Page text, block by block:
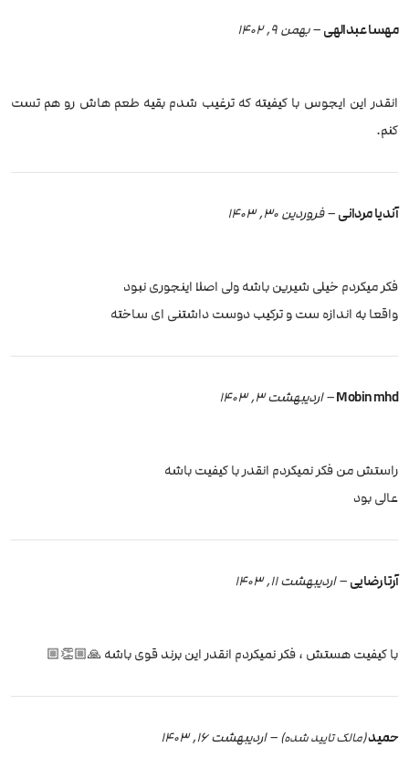
مهسا عبدالهی–بهمن 9, 1402
انقدر این ایجوس با کیفیته که ترغیب شدم بقیه طعم هاش رو هم تست
کنم.
آندیا مردانی–فروردین 30, 1403
فکر میکردم خیلی شیرین باشه ولی اصلا اینجوری نبود
واقعا به اندازه ست و ترکیب دوست داشتنی ای ساخته
Mobin mhd
– اردیبهشت 3, 1403
راستش من فکر نمیکردم انقدر با کیفیت باشه
عالی بود
آرتا رضایی–اردیبهشت 11, 1403
با کیفیت هستش ، فکر نمیکردم انقدر این برند قوی باشه 🙏🏼👏🏼
حمید(مالک تایید شده) – اردیبهشت 16, 1403